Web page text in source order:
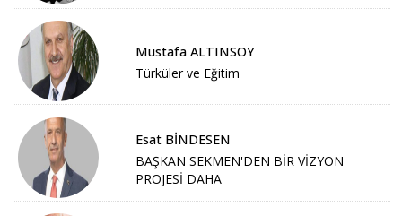
Mustafa ALTINSOY
Türküler ve Eğitim
Esat BİNDESEN
BAŞKAN SEKMEN'DEN BİR VİZYON
PROJESİ DAHA